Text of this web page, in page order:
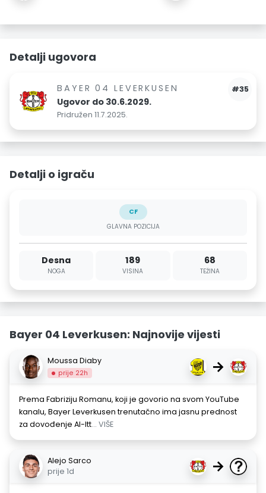
Detalji ugovora
#35
BAYER 04 LEVERKUSEN
Ugovor do 30.6.2029.
Pridružen 11.7.2025.
Detalji o igraču
CF
GLAVNA POZICIJA
Desna
NOGA
189
VISINA
68
TEŽINA
Bayer 04 Leverkusen: Najnovije vijesti
Moussa Diaby
prije 22h →
Prema Fabriziju Romanu, koji je govorio na svom YouTube
kanalu, Bayer Leverkusen trenutačno ima jasnu prednost
za dovođenje Al-Itt... VIŠE
Alejo Sarco
prije 1d
→